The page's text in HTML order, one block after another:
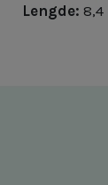
Lengde: 8,4